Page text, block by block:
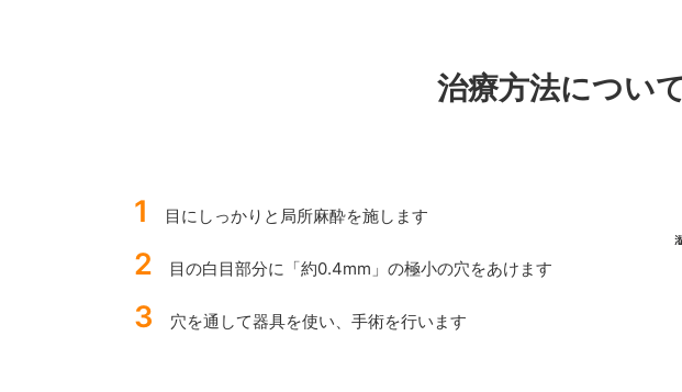
治療方法につい
1 目にしっかりと局所麻酔を施します
2 目の白目部分に「約0.4mm」の極小の穴をあけます
3 穴を通して器具を使い、手術を行います